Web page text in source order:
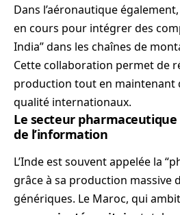
Dans l’aéronautique
en cours pour intégrer des
India” dans les chaînes de
Cette collaboration permet de
production tout en maintenant
qualité internationaux.
Le secteur
de l’information
L’Inde est souvent appelée la
grâce à sa production massive
génériques. Le Maroc, qui